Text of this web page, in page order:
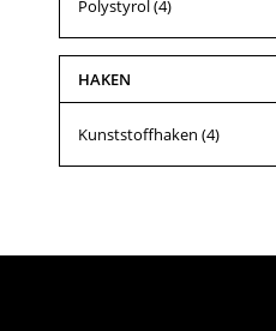
Polystyrol(4)
HAKEN
Kunststoffhaken (4)